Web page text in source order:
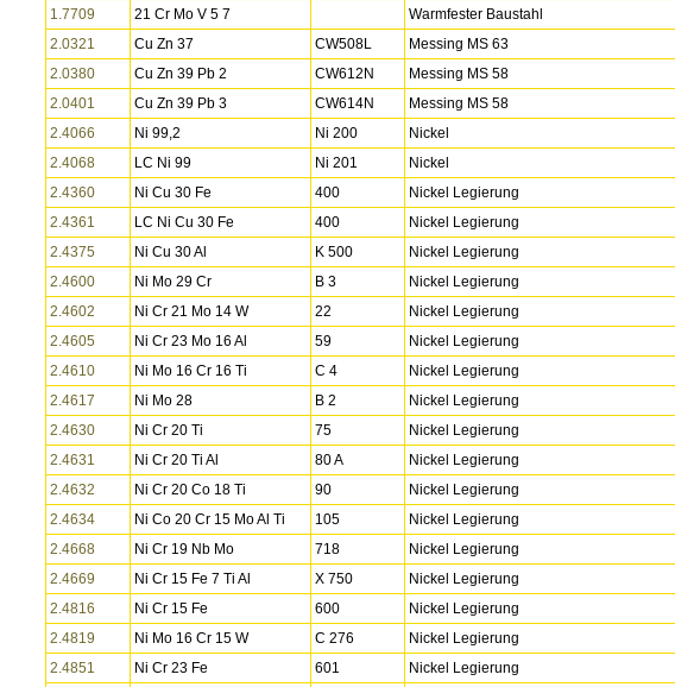
1.7709
21 Cr Mo V 5 7
Warmfester Baustahl
2.0321
Cu Zn 37 CW508L
Messing MS 63
2.0380
Cu Zn 39 Pb 2 CW612N
Messing MS 58
2.0401
Cu Zn 39 Pb 3 CW614N
Messing MS 58
2.4066
Ni 99,2 Ni 200
Nickel
2.4068
LC Ni 99 Ni 201
Nickel
2.4360
Ni Cu 30 Fe 400
Nickel Legierung
2.4361
LC Ni Cu 30 Fe 400
Nickel Legierung
2.4375
Ni Cu 30 Al K 500
Nickel Legierung
2.4600
Ni Mo 29 Cr B 3
Nickel Legierung
2.4602
Ni Cr 21 Mo 14 W 22
Nickel Legierung
2.4605
Ni Cr 23 Mo 16 Al 59
Nickel Legierung
2.4610
Ni Mo 16 Cr 16 Ti C 4
Nickel Legierung
2.4617
Ni Mo 28 B 2
Nickel Legierung
2.4630
Ni Cr 20 Ti 75
Nickel Legierung
2.4631
Ni Cr 20 Ti Al 80 A
Nickel Legierung
2.4632
Ni Cr 20 Co 18 Ti 90
Nickel Legierung
2.4634
Ni Co 20 Cr 15 Mo Al Ti 105
Nickel Legierung
2.4668
Ni Cr 19 Nb Mo 718
Nickel Legierung
2.4669
Ni Cr 15 Fe 7 Ti Al X 750
Nickel Legierung
2.4816
Ni Cr 15 Fe 600
Nickel Legierung
2.4819
Ni Mo 16 Cr 15 W C 276
Nickel Legierung
2.4851
Ni Cr 23 Fe 601
Nickel Legierung